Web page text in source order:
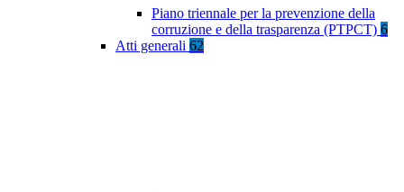
Piano triennale per la prevenzione della
corruzione e della trasparenza (PTPCT) 6
Atti generali 62